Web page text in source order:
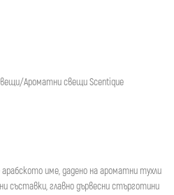
/Ароматни свещи Scentique
съставки, главно дървесни стърготини